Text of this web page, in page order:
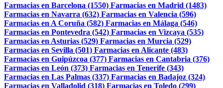
Farmacias en Barcelona (1550) Farmacias en Madrid (1483)
Farmacias en Navarra (632) Farmacias en Valencia (596)
Farmacias en A Coruña (582) Farmacias en Málaga (546)
Farmacias en Pontevedra (542) Farmacias en Vizcaya (535)
Farmacias en Asturias (529) Farmacias en Murcia (529)
Farmacias en Sevilla (501) Farmacias en Alicante (483)
Farmacias en Guipúzcoa (377) Farmacias en Cantabria (376)
Farmacias en León (373) Farmacias en Tenerife (343)
Farmacias en Las Palmas (337) Farmacias en Badajoz (324)
Farmacias en Valladolid (318) Farmacias en Toledo (299)